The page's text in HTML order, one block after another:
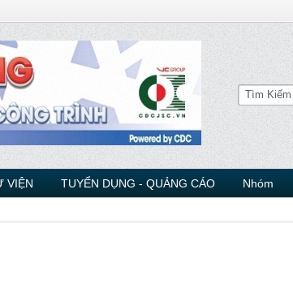
VIỆN TUYỂN DỤNG - QUẢNG CÁO Nhóm